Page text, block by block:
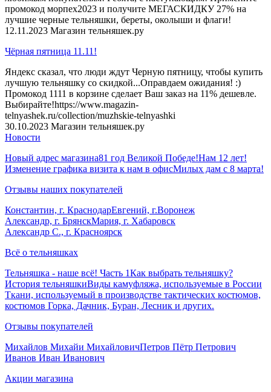
промокод морпех2023 и получите МЕГАСКИДКУ 27% на
лучшие черные тельняшки, береты, околыши и флаги!
12.11.2023 Магазин тельняшек.ру
Чёрная пятница 11.11!
Яндекс сказал, что люди ждут Черную пятницу, чтобы купить
лучшую тельняшку со скидкой...Оправдаем ожидания! :)
Промокод 1111 в корзине сделает Ваш заказ на 11% дешевле.
Выбирайте!https://www.magazin-
telnyashek.ru/collection/muzhskie-telnyashki
30.10.2023 Магазин тельняшек.ру
Новости
Новый адрес магазина81 год Великой Победе!Нам 12 лет!
Изменение графика визита к нам в офисМилых дам с 8 марта!
Отзывы наших покупателей
Константин, г. КраснодарЕвгений, г.Воронеж
Александр, г. БрянскМария, г. Хабаровск
Александр С., г. Красноярск
Всё о тельняшках
Тельняшка - наше всё! Часть 1Как выбрать тельняшку?
История тельняшкиВиды камуфляжа, используемые в России
Ткани, используемый в производстве тактических костюмов,
костюмов Горка, Дачник, Буран, Лесник и других.
Отзывы покупателей
Михайлов Михайи МихайловичПетров Пётр Петрович
Иванов Иван Иванович
Акции магазина